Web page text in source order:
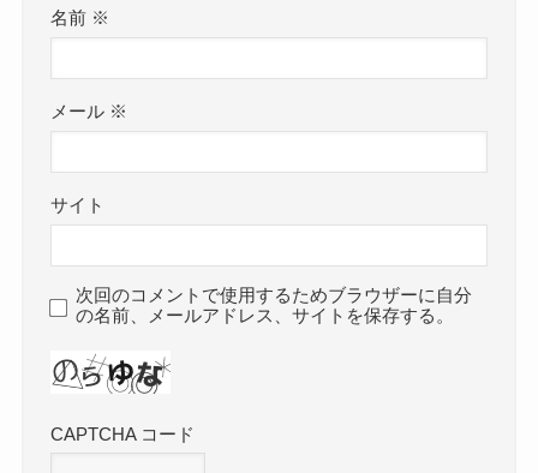
名前 ※
メール ※
サイト
次回のコメントで使用するためブラウザーに自分
の名前、メールアドレス、サイトを保存する。
CAPTCHA コード